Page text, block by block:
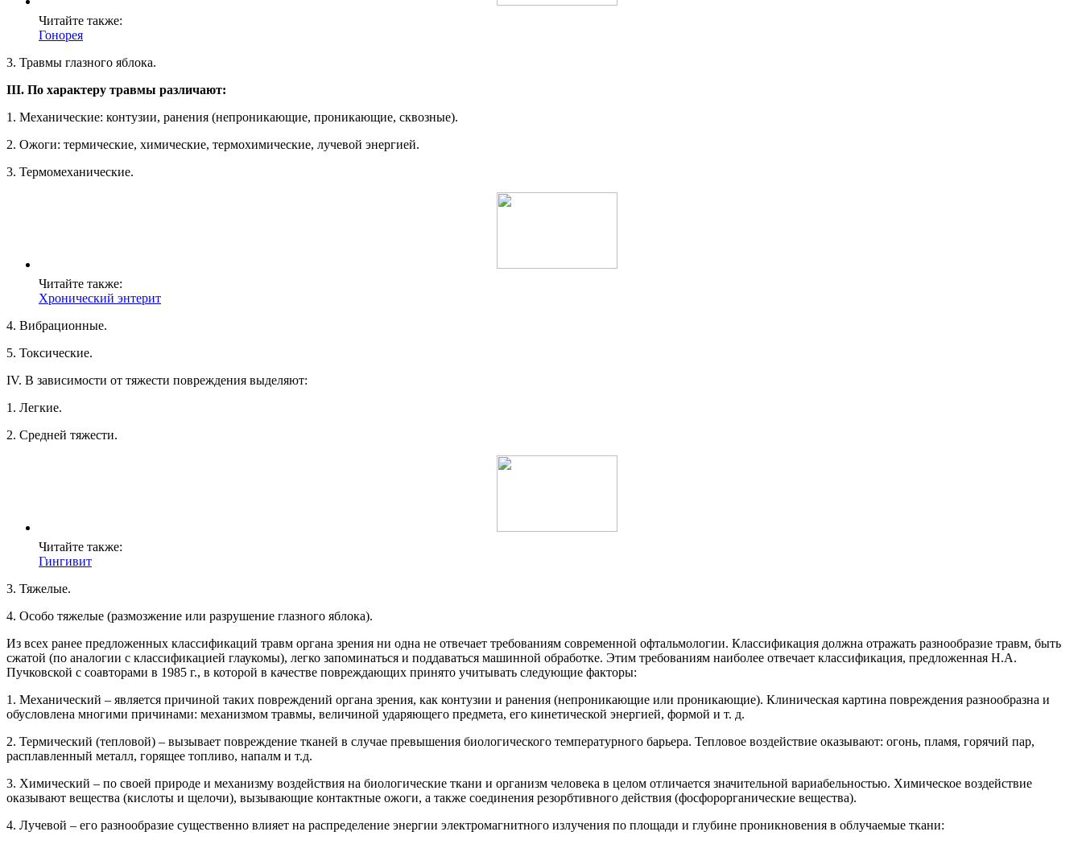
Читайте также:
Гонорея
3. Травмы глазного яблока.
III. По характеру травмы различают:
1. Механические: контузии, ранения (непроникающие, проникающие, сквозные).
2. Ожоги: термические, химические, термохимические, лучевой энергией.
3. Термомеханические.
Читайте также:
Хронический энтерит
4. Вибрационные.
5. Токсические.
IV. В зависимости от тяжести повреждения выделяют:
1. Легкие.
2. Средней тяжести.
Читайте также:
Гингивит
3. Тяжелые.
4. Особо тяжелые (размозжение или разрушение глазного яблока).
Из всех ранее предложенных классификаций травм органа зрения ни одна не отвечает требованиям современной офтальмологии. Классификация должна отражать разнообразие травм, быть
сжатой (по аналогии с классификацией глаукомы), легко запоминаться и поддаваться машинной обработке. Этим требованиям наиболее отвечает классификация, предложенная Н.А.
Пучковской с соавторами в 1985 г., в которой в качестве повреждающих принято учитывать следующие факторы:
1. Механический – является причиной таких повреждений органа зрения, как контузии и ранения (непроникающие или проникающие). Клиническая картина повреждения разнообразна и
обусловлена многими причинами: механизмом травмы, величиной ударяющего предмета, его кинетической энергией, формой и т. д.
2. Термический (тепловой) – вызывает повреждение тканей в случае превышения биологического температурного барьера. Тепловое воздействие оказывают: огонь, пламя, горячий пар,
расплавленный металл, горящее топливо, напалм и т.д.
3. Химический – по своей природе и механизму воздействия на биологические ткани и организм человека в целом отличается значительной вариабельностью. Химическое воздействие
оказывают вещества (кислоты и щелочи), вызывающие контактные ожоги, а также соединения резорбтивного действия (фосфорорганические вещества).
4. Лучевой – его разнообразие существенно влияет на распределение энергии электромагнитного излучения по площади и глубине проникновения в облучаемые ткани: